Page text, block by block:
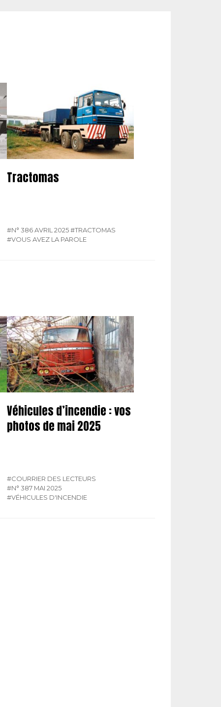
Tractomas
#N° 386 AVRIL 2025 #TRACTOMAS
#VOUS AVEZ LA PAROLE
Véhicules d’incendie : vos
photos de mai 2025
#COURRIER DES LECTEURS
#N° 387 MAI 2025
#VÉHICULES D'INCENDIE